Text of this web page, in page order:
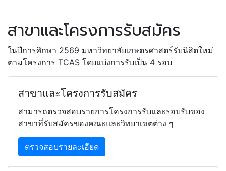
สาขาและโครงการรับสมัคร
ในปีการศึกษา 2569 มหาวิทยาลัยเกษตรศาสตร์รับนิสิตใหม่
ตามโครงการ TCAS โดยแบ่งการรับเป็น 4 รอบ
สาขาและโครงการรับสมัคร
สามารถตรวจสอบรายการโครงการรับและรอบรับของ
สาขาที่รับสมัครของคณะและวิทยาเขตต่าง ๆ
ตรวจสอบรายละเอียด